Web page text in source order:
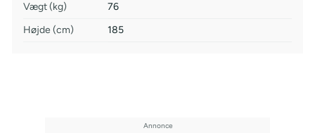
Vægt (kg)
76
Højde (cm)
185